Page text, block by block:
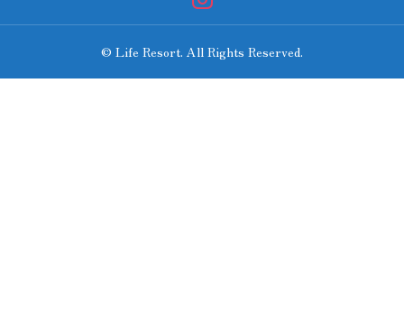
© Life Resort. All Rights Reserved.